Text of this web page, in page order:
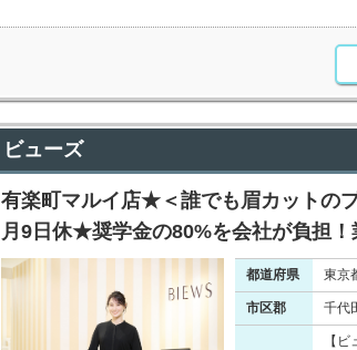
ビューズ
有楽町マルイ店★＜誰でも眉カットの
月9日休★奨学金の80%を会社が負担
都道府県 東京
市区郡 千代
【